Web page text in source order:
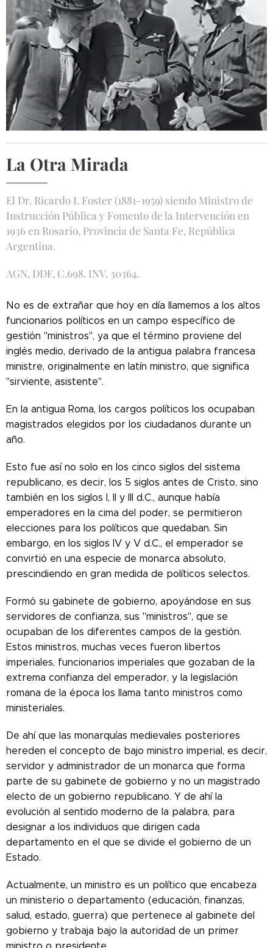
La Otra Mirada
El Dr. Ricardo I. Foster (1881-1959) siendo Ministro de
Instrucción Pública y Fomento de la Intervención en
1936 en Rosario, Provincia de Santa Fe, República
Argentina.
AGN, DDF, C.698. INV. 30364.
No es de extrañar que hoy en día llamemos a los altos
funcionarios políticos en un campo específico de
gestión "ministros", ya que el término proviene del
inglés medio, derivado de la antigua palabra francesa
ministre, originalmente en latín ministro, que significa
"sirviente, asistente".
En la antigua Roma, los cargos políticos los ocupaban
magistrados elegidos por los ciudadanos durante un
año.
Esto fue así no solo en los cinco siglos del sistema
republicano, es decir, los 5 siglos antes de Cristo, sino
también en los siglos I, II y III d.C., aunque había
emperadores en la cima del poder, se permitieron
elecciones para los políticos que quedaban. Sin
embargo, en los siglos IV y V d.C., el emperador se
convirtió en una especie de monarca absoluto,
prescindiendo en gran medida de políticos selectos.
Formó su gabinete de gobierno, apoyándose en sus
servidores de confianza, sus "ministros", que se
ocupaban de los diferentes campos de la gestión.
Estos ministros, muchas veces fueron libertos
imperiales, funcionarios imperiales que gozaban de la
extrema confianza del emperador, y la legislación
romana de la época los llama tanto ministros como
ministeriales.
De ahí que las monarquías medievales posteriores
hereden el concepto de bajo ministro imperial, es decir,
servidor y administrador de un monarca que forma
parte de su gabinete de gobierno y no un magistrado
electo de un gobierno republicano. Y de ahí la
evolución al sentido moderno de la palabra, para
designar a los individuos que dirigen cada
departamento en el que se divide el gobierno de un
Estado.
Actualmente, un ministro es un político que encabeza
un ministerio o departamento (educación, finanzas,
salud, estado, guerra) que pertenece al gabinete del
gobierno y trabaja bajo la autoridad de un primer